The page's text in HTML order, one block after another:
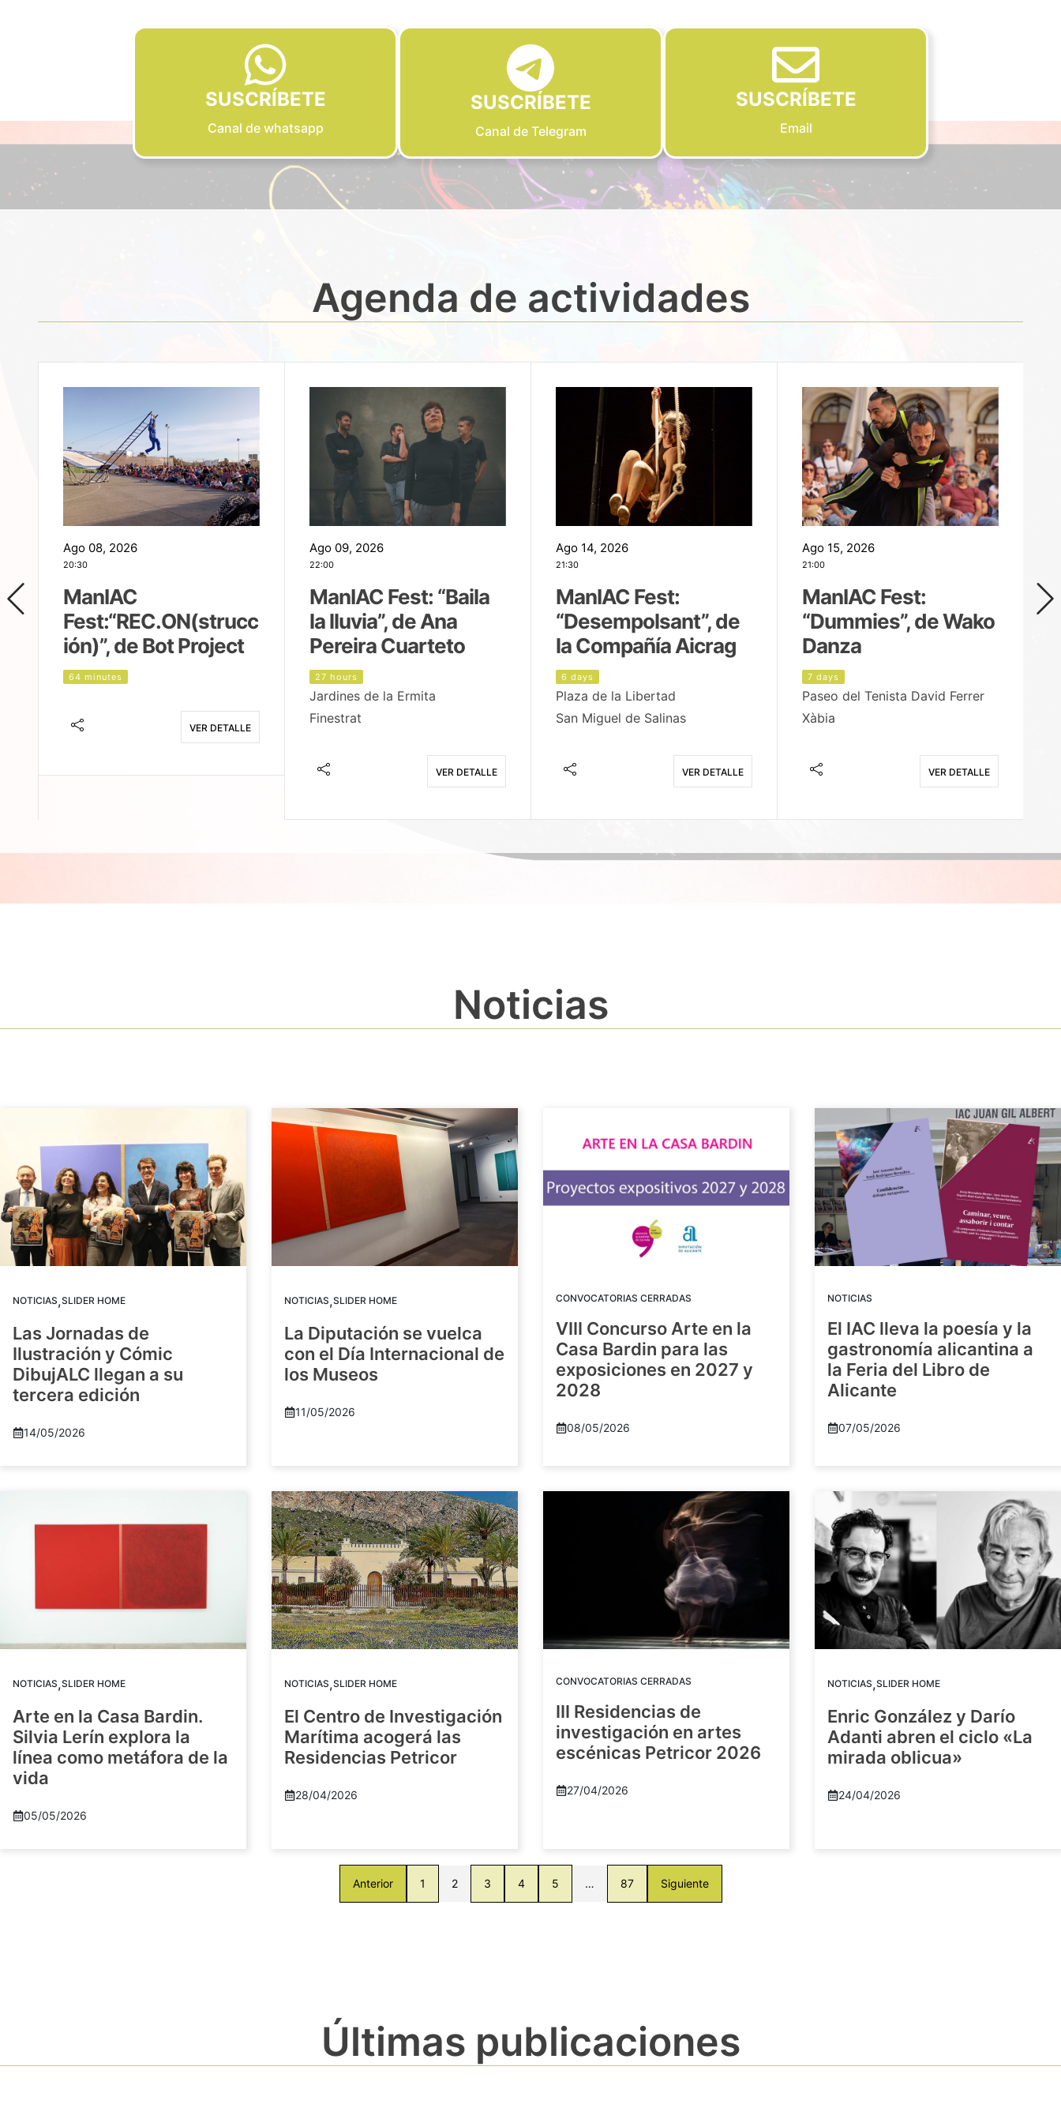
SUSCRÍBETE
Canal de whatsapp
SUSCRÍBETE
Canal de Telegram
SUSCRÍBETE
Email
Agenda de actividades
Ago 08, 2026
20:30
ManIAC
Fest:“REC.ON(strucc
ión)”, de Bot Project
64 minutes
VER DETALLE
Ago 09, 2026
22:00
ManIAC Fest: “Baila
la lluvia”, de Ana
Pereira Cuarteto
27 hours
Jardines de la Ermita
Finestrat
VER DETALLE
Ago 14, 2026
21:30
ManIAC Fest:
“Desempolsant”, de
la Compañía Aicrag
6 days
Plaza de la Libertad
San Miguel de Salinas
VER DETALLE
Ago 15, 2026
21:00
ManIAC Fest:
“Dummies”, de Wako
Danza
7 days
Paseo del Tenista David Ferrer
Xàbia
VER DETALLE
Noticias
NOTICIAS,SLIDER HOME
Las Jornadas de
Ilustración y Cómic
DibujALC llegan a su
tercera edición
14/05/2026
NOTICIAS,SLIDER HOME
La Diputación se vuelca
con el Día Internacional de
los Museos
11/05/2026
CONVOCATORIAS CERRADAS
VIII Concurso Arte en la
Casa Bardin para las
exposiciones en 2027 y
2028
08/05/2026
NOTICIAS
El IAC lleva la poesía y la
gastronomía alicantina a
la Feria del Libro de
Alicante
07/05/2026
NOTICIAS,SLIDER HOME
Arte en la Casa Bardin.
Silvia Lerín explora la
línea como metáfora de la
vida
05/05/2026
NOTICIAS,SLIDER HOME
El Centro de Investigación
Marítima acogerá las
Residencias Petricor
28/04/2026
CONVOCATORIAS CERRADAS
III Residencias de
investigación en artes
escénicas Petricor 2026
27/04/2026
NOTICIAS,SLIDER HOME
Enric González y Darío
Adanti abren el ciclo «La
mirada oblicua»
24/04/2026
Anterior 1 2 3 4 5 … 87 Siguiente
Últimas publicaciones